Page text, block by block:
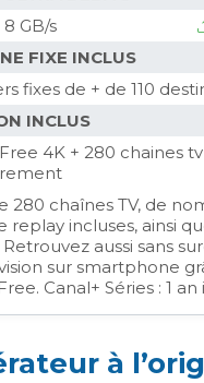
8 GB/s
FIXE INCLUS
fixes de + de 110
INCLUS
4K + 280 chaines
280 chaînes TV, de
replay incluses, ainsi
Retrouvez aussi sans
sur smartphone
Canal+ Séries : 1 an
à